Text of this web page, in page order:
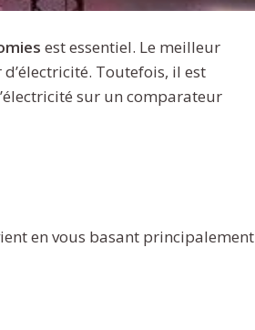
est essentiel. Le meilleur
Toutefois, il est
sur un comparateur
en vous basant principalement